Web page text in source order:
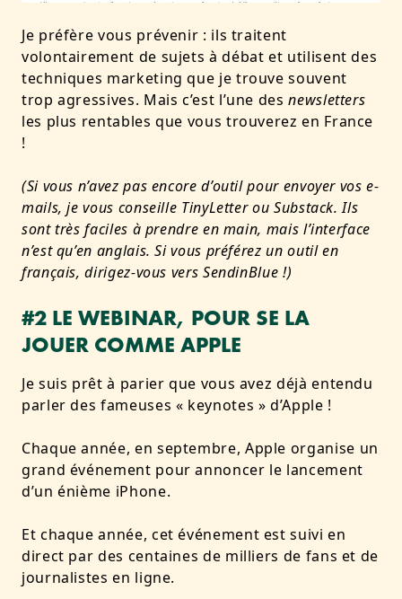
Je préfère vous prévenir : ils traitent
volontairement de sujets à débat et utilisent des
techniques marketing que je trouve souvent
trop agressives. Mais c’est l’une desnewsletters
les plus rentables que vous trouverez en France
!
(Si vous n’avez pas encore d’outil pour envoyer vos e-
mails, je vous conseille TinyLetter ou Substack. Ils
sont très faciles à prendre en main, mais l’interface
n’est qu’en anglais. Si vous préférez un outil en
français, dirigez-vous vers SendinBlue !)
#2 LE WEBINAR, POUR SE LA
JOUER COMME APPLE
Je suis prêt à parier que vous avez déjà entendu
parler des fameuses « keynotes » d’Apple !
Chaque année, en septembre, Apple organise un
grand événement pour annoncer le lancement
d’un énième iPhone.
Et chaque année, cet événement est suivi en
direct par des centaines de milliers de fans et de
journalistes en ligne.